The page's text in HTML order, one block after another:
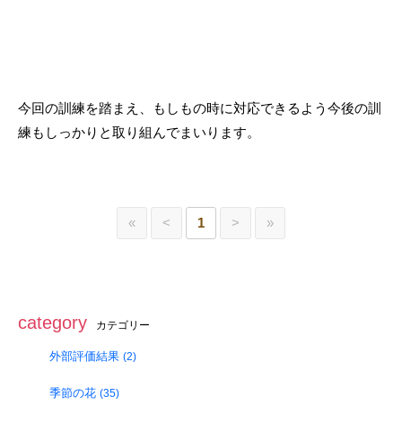
今回の訓練を踏まえ、もしもの時に対応できるよう今後の訓
練もしっかりと取り組んでまいります。
« < 1 > »
category カテゴリー
外部評価結果 (2)
季節の花 (35)